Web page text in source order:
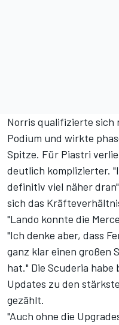
Norris qualifizierte sich
Podium und wirkte
Spitze. Für Piastri
deutlich komplizierter.
definitiv viel näher
sich das
"Lando konnte die
"Ich denke aber, dass
ganz klar einen großen
hat." Die Scuderia
Updates zu den
gezählt.
"Auch ohne die